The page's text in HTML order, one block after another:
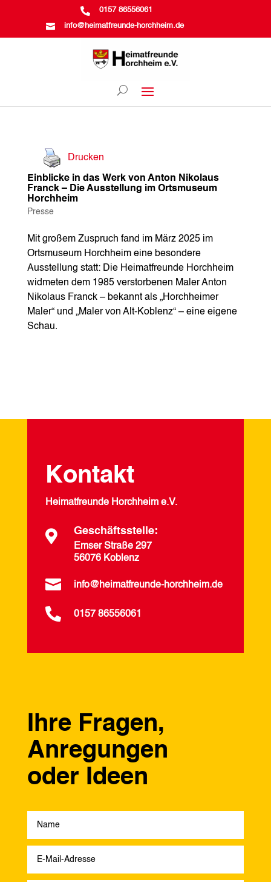
 0157 86556061
 info@heimatfreunde-horchheim.de
Drucken
Einblicke in das Werk von Anton Nikolaus
Franck – Die Ausstellung im Ortsmuseum
Horchheim
Presse
Mit großem Zuspruch fand im März 2025 im
Ortsmuseum Horchheim eine besondere
Ausstellung statt: Die Heimatfreunde Horchheim
widmeten dem 1985 verstorbenen Maler Anton
Nikolaus Franck – bekannt als „Horchheimer
Maler“ und „Maler von Alt-Koblenz“ – eine eigene
Schau.
Kontakt
Heimatfreunde Horchheim e.V.
 Geschäftsstelle:
Emser Straße 297
56076 Koblenz
 info@heimatfreunde-horchheim.de
 0157 86556061
Ihre Fragen,
Anregungen
oder Ideen